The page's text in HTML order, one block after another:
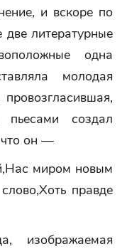
и вскоре по
литературные
одна
молодая
пьесами создал
что он —
миром новым
правде
изображаемая